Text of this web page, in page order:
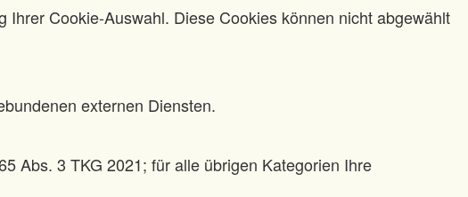
Cookie-Auswahl. Diese Cookies können nicht abgewählt
externen Diensten.
Abs. 3 TKG 2021; für alle übrigen Kategorien Ihre